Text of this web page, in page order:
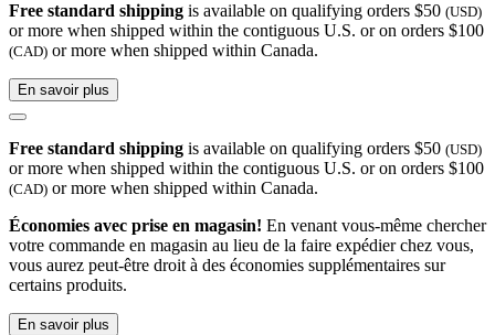
Free standard shipping is available on qualifying orders $50 (USD)
or more when shipped within the contiguous U.S. or on orders $100
(CAD) or more when shipped within Canada.
En savoir plus
Free standard shipping is available on qualifying orders $50 (USD)
or more when shipped within the contiguous U.S. or on orders $100
(CAD) or more when shipped within Canada.
Économies avec prise en magasin! En venant vous-même chercher
votre commande en magasin au lieu de la faire expédier chez vous,
vous aurez peut-être droit à des économies supplémentaires sur
certains produits.
En savoir plus